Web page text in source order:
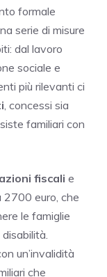
formale
serie di misure
dal lavoro
sociale e
più rilevanti ci
, concessi sia
familiari con
fiscali e
2700 euro, che
le famiglie
un’invalidità
che